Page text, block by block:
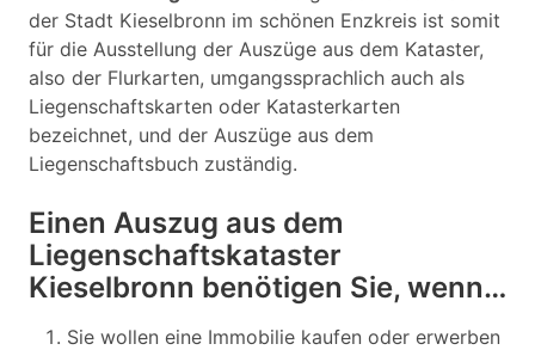
der Stadt Kieselbronn im schönen Enzkreis ist somit
für die Ausstellung der Auszüge aus dem Kataster,
also der Flurkarten, umgangssprachlich auch als
Liegenschaftskarten oder Katasterkarten
bezeichnet, und der Auszüge aus dem
Liegenschaftsbuch zuständig.
Einen Auszug aus dem
Liegenschaftskataster
Kieselbronn benötigen Sie, wenn…
Sie wollen eine Immobilie kaufen oder erwerben